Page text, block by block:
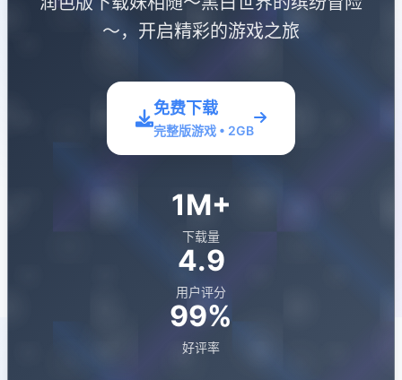
～，开启精彩的游戏之旅
免费下载
完整版游戏 • 2GB
1M+
下载量
4.9
用户评分
99%
好评率